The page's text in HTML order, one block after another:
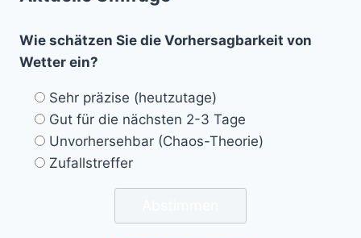
Wie schätzen Sie die Vorhersagbarkeit von
Wetter ein?
Sehr präzise (heutzutage)
Gut für die nächsten 2-3 Tage
Unvorhersehbar (Chaos-Theorie)
Zufallstreffer